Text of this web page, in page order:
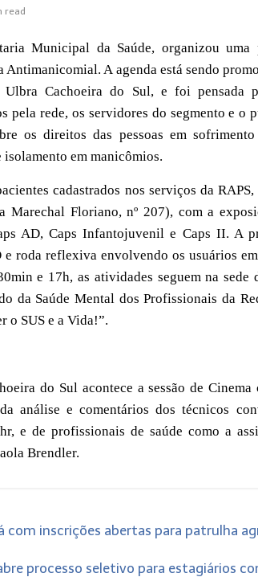
read
Municipal da Saúde, organizou uma
A agenda está sendo
Cachoeira do Sul, e foi pensada
pela rede, os servidores do segmentoe o
osdireitos das pessoasem
isolamento em manicômios.
cadastrados nos serviços da
Floriano, nº 207), com a
AD, Caps Infantojuvenil e Caps II. A
e roda reflexiva envolvendo os usuários
e 17h, as atividades seguem na sede
da Saúde Mental dos Profissionais da
o SUS e a Vida!”.
do Sul acontece a sessão de
análise e comentários dos técnicos
e de profissionais de saúde como a
Brendler.
com inscrições abertas para patrulha
processo seletivo para estagiários